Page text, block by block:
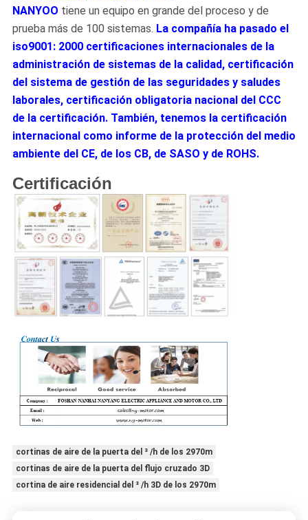
NANYOO tiene un equipo en grande del proceso y de
prueba más de 100 sistemas. La compañía ha pasado el
iso9001: 2000 certificaciones internacionales de la
administración de sistemas de la calidad, certificación
del sistema de gestión de las seguridades y saludes
laborales, certificación obligatoria nacional del CCC
de la certificación. También, tenemos la certificación
internacional como informe de la protección del medio
ambiente del CE, de los CB, de SASO y de ROHS.
Certificación
cortinas de aire de la puerta del ³ /h de los 2970m
cortinas de aire de la puerta del flujo cruzado 3D
cortina de aire residencial del ³ /h 3D de los 2970m